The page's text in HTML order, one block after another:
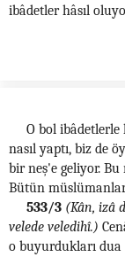
ibâdetler hâsıl
O bol ibâdetlerle
nasıl yaptı, biz de
bir neş'e geliyor. Bu
Bütün
533/3 (Kân, izâ
velede veledihî.)
o buyurdukları